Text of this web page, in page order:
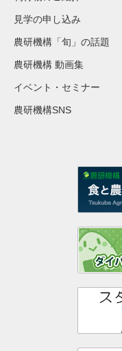
見学の申し込み
農研機構「旬」の話題
農研機構 動画集
イベント・セミナー
農研機構SNS